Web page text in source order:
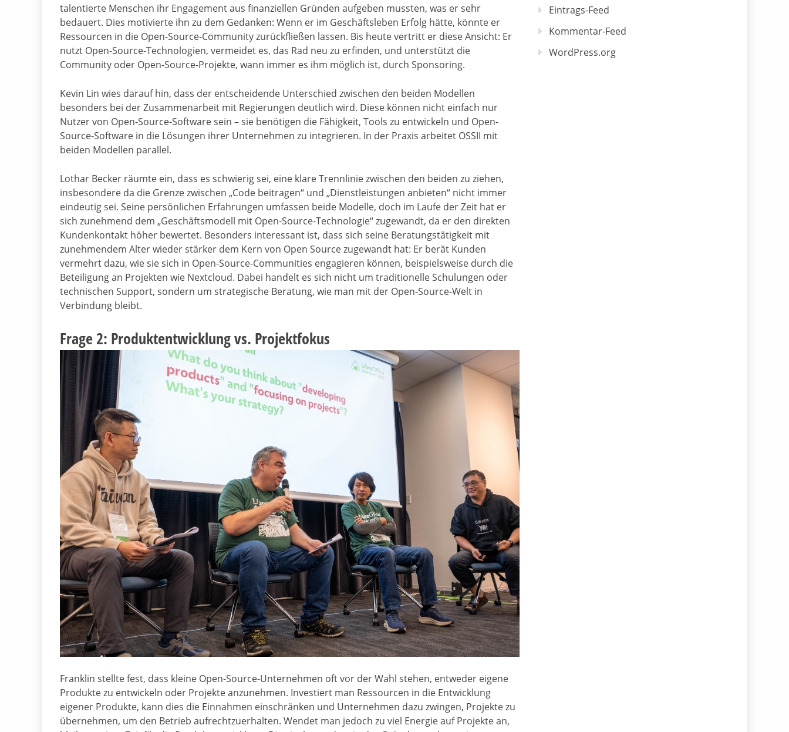
talentierte Menschen ihr Engagement aus finanziellen Gründen aufgeben mussten, was er sehr
bedauert. Dies motivierte ihn zu dem Gedanken: Wenn er im Geschäftsleben Erfolg hätte, könnte er
Ressourcen in die Open-Source-Community zurückfließen lassen. Bis heute vertritt er diese Ansicht: Er
nutzt Open-Source-Technologien, vermeidet es, das Rad neu zu erfinden, und unterstützt die
Community oder Open-Source-Projekte, wann immer es ihm möglich ist, durch Sponsoring.
Kevin Lin wies darauf hin, dass der entscheidende Unterschied zwischen den beiden Modellen
besonders bei der Zusammenarbeit mit Regierungen deutlich wird. Diese können nicht einfach nur
Nutzer von Open-Source-Software sein – sie benötigen die Fähigkeit, Tools zu entwickeln und Open-
Source-Software in die Lösungen ihrer Unternehmen zu integrieren. In der Praxis arbeitet OSSII mit
beiden Modellen parallel.
Lothar Becker räumte ein, dass es schwierig sei, eine klare Trennlinie zwischen den beiden zu ziehen,
insbesondere da die Grenze zwischen „Code beitragen“ und „Dienstleistungen anbieten“ nicht immer
eindeutig sei. Seine persönlichen Erfahrungen umfassen beide Modelle, doch im Laufe der Zeit hat er
sich zunehmend dem „Geschäftsmodell mit Open-Source-Technologie“ zugewandt, da er den direkten
Kundenkontakt höher bewertet. Besonders interessant ist, dass sich seine Beratungstätigkeit mit
zunehmendem Alter wieder stärker dem Kern von Open Source zugewandt hat: Er berät Kunden
vermehrt dazu, wie sie sich in Open-Source-Communities engagieren können, beispielsweise durch die
Beteiligung an Projekten wie Nextcloud. Dabei handelt es sich nicht um traditionelle Schulungen oder
technischen Support, sondern um strategische Beratung, wie man mit der Open-Source-Welt in
Verbindung bleibt.
Frage 2: Produktentwicklung vs. Projektfokus
Franklin stellte fest, dass kleine Open-Source-Unternehmen oft vor der Wahl stehen, entweder eigene
Produkte zu entwickeln oder Projekte anzunehmen. Investiert man Ressourcen in die Entwicklung
eigener Produkte, kann dies die Einnahmen einschränken und Unternehmen dazu zwingen, Projekte zu
übernehmen, um den Betrieb aufrechtzuerhalten. Wendet man jedoch zu viel Energie auf Projekte an,
Eintrags-Feed
Kommentar-Feed
WordPress.org